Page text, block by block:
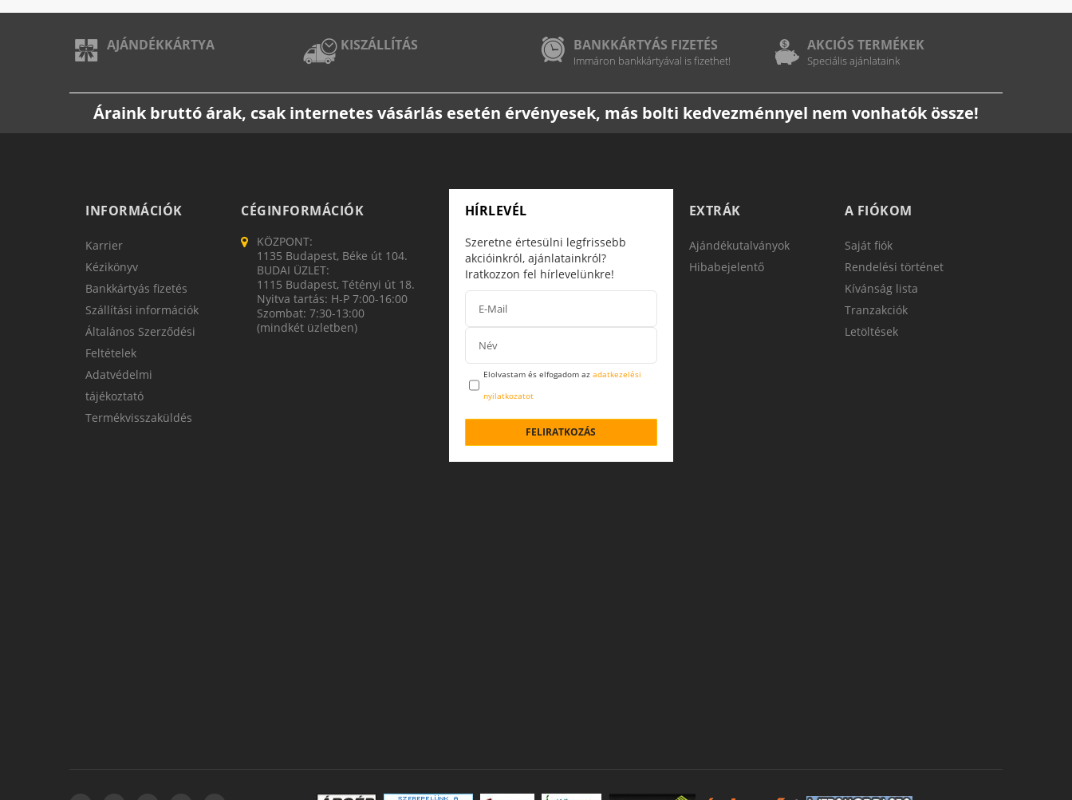
AJÁNDÉKKÁRTYA KISZÁLLÍTÁS BANKKÁRTYÁS FIZETÉS
Immáron bankkártyával is fizethet!
AKCIÓS TERMÉKEK
Speciális ajánlataink
Áraink bruttó árak, csak internetes vásárlás esetén érvényesek, más bolti kedvezménnyel nem vonhatók össze!
INFORMÁCIÓK
Karrier
Kézikönyv
Bankkártyás fizetés
Szállítási információk
Általános Szerződési
Feltételek
Adatvédelmi
tájékoztató
Termékvisszaküldés
CÉGINFORMÁCIÓK
KÖZPONT:
1135 Budapest, Béke út 104.
BUDAI ÜZLET:
1115 Budapest, Tétényi út 18.
Nyitva tartás: H-P 7:00-16:00
Szombat: 7:30-13:00
(mindkét üzletben)
HÍRLEVÉL
Szeretne értesülni legfrissebb
akcióinkról, ajánlatainkról?
Iratkozzon fel hírlevelünkre!
Elolvastam és elfogadom az adatkezelési
nyilatkozatot
FELIRATKOZÁS
EXTRÁK
Ajándékutalványok
Hibabejelentő
A FIÓKOM
Saját fiók
Rendelési történet
Kívánság lista
Tranzakciók
Letöltések